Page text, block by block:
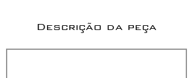
Descrição da peça